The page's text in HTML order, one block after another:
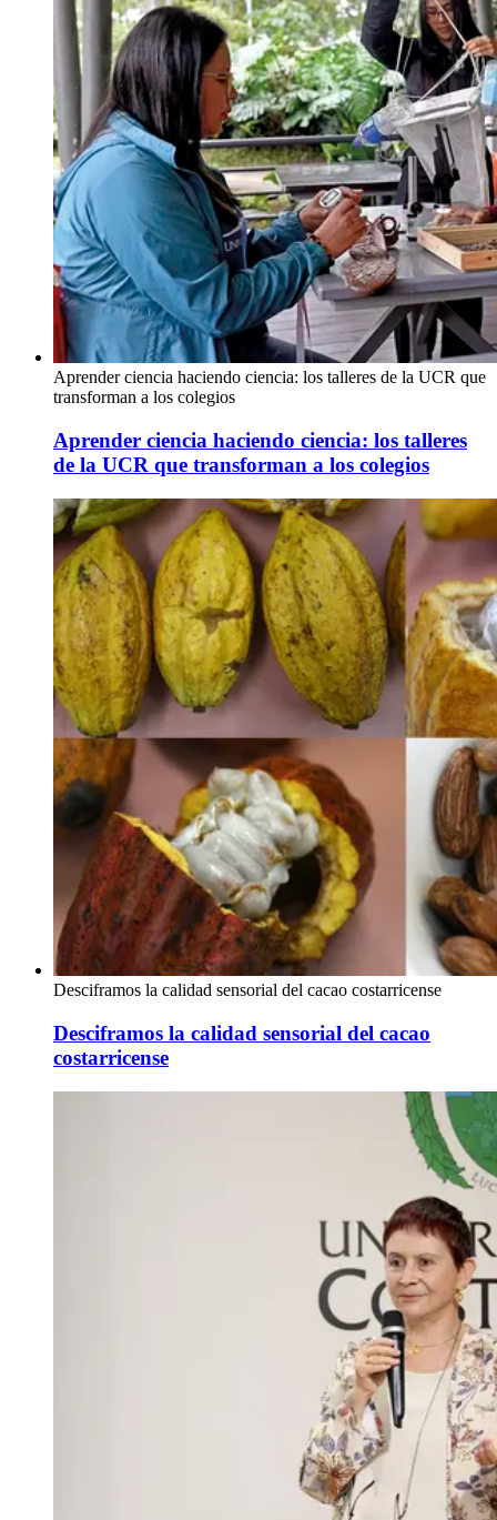
Aprender ciencia haciendo ciencia: los talleres de la UCR que
transforman a los colegios
Aprender ciencia haciendo ciencia: los talleres
de la UCR que transforman a los colegios
Desciframos la calidad sensorial del cacao costarricense
Desciframos la calidad sensorial del cacao
costarricense